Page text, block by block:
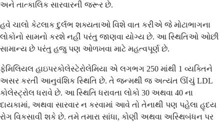
અને તાત્કાલિક સારવારની જરૂર છે.
હવે ચાલો કેટલાક દુર્લભ શક્યતાઓ વિશે વાત કરીએ જે મોટાભાગના
લોકોનો સામનો કરશે નહીં પરંતુ જાણવા યોગ્ય છે. આ સ્થિતિઓ ઓછી
સામાન્ય છે પરંતુ હજુ પણ ઓળખવા માટે મહત્વપૂર્ણ છે.
ફેમિલિયલ હાઇપરકોલેસ્ટેરોલેમિયા એ લગભગ 250 માંથી 1 વ્યક્તિને
અસર કરતી આનુવંશિક સ્થિતિ છે. તે જન્મથી જ અત્યંત ઊંચું LDL
કોલેસ્ટ્રોલ ધરાવે છે. આ સ્થિતિ ધરાવતા લોકો 30 અથવા 40 ના
દાયકામાં, અથવા સારવાર ન કરવામાં આવે તો તેનાથી પણ પહેલા હૃદય
રોગ વિકસાવી શકે છે. તમે તમારા સાંધા, કોણી અથવા અસ્થિબંધન પર